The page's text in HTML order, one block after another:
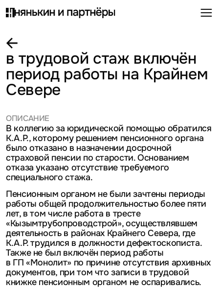
в трудовой стаж включён
период работы на Крайнем
Севере
ОПИСАНИЕ
В коллегию за юридической помощью обратился
К.А.Р., которому решением пенсионного органа
было отказано в назначении досрочной
страховой пенсии по старости. Основанием
отказа указано отсутствие требуемого
специального стажа.
Пенсионным органом не были зачтены периоды
работы общей продолжительностью более пяти
лет, в том числе работа в тресте
«Кызымтрубопроводстрой», осуществлявшем
деятельность в районах Крайнего Севера, где
К.А.Р. трудился в должности дефектоскописта.
Также не был включён период работы
в ГП «Монолит» по причине отсутствия архивных
документов, при том что записи в трудовой
книжке пенсионным органом не оспаривались.